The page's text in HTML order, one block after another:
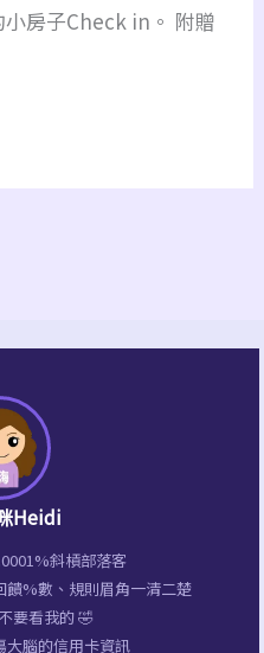
房子Check in。 附贈
Heidi
斜槓部落客
饋%數、規則眉角一清二楚
要看我的 🤣
大腦的信用卡資訊